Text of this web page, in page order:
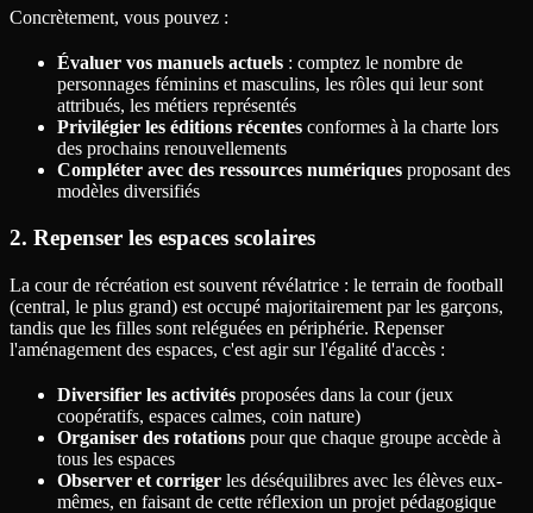
Concrètement, vous pouvez :
Évaluer vos manuels actuels : comptez le nombre de
personnages féminins et masculins, les rôles qui leur sont
attribués, les métiers représentés
Privilégier les éditions récentes conformes à la charte lors
des prochains renouvellements
Compléter avec des ressources numériques proposant des
modèles diversifiés
2. Repenser les espaces scolaires
La cour de récréation est souvent révélatrice : le terrain de football
(central, le plus grand) est occupé majoritairement par les garçons,
tandis que les filles sont reléguées en périphérie. Repenser
l'aménagement des espaces, c'est agir sur l'égalité d'accès :
Diversifier les activités proposées dans la cour (jeux
coopératifs, espaces calmes, coin nature)
Organiser des rotations pour que chaque groupe accède à
tous les espaces
Observer et corriger les déséquilibres avec les élèves eux-
mêmes, en faisant de cette réflexion un projet pédagogique